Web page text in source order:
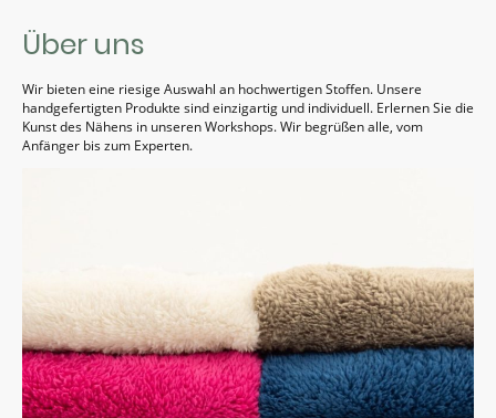
Über uns
Wir bieten eine riesige Auswahl an hochwertigen Stoffen. Unsere
handgefertigten Produkte sind einzigartig und individuell. Erlernen Sie die
Kunst des Nähens in unseren Workshops. Wir begrüßen alle, vom
Anfänger bis zum Experten.